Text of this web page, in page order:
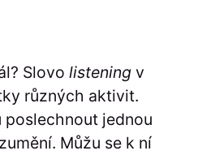
Slovo listeningv
různých aktivit.
poslechnout jednou
Můžu se k ní